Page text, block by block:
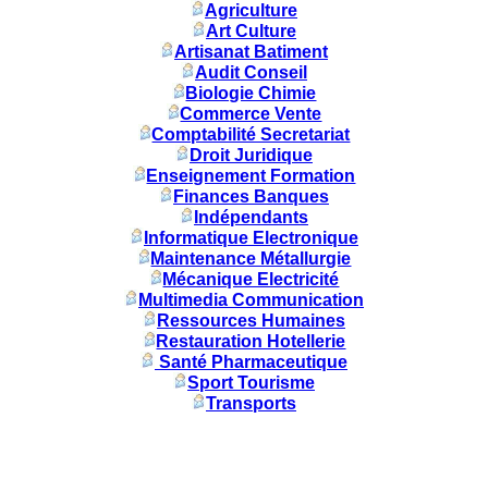
Agriculture
Art Culture
Artisanat Batiment
Audit Conseil
Biologie Chimie
Commerce Vente
Comptabilité Secretariat
Droit Juridique
Enseignement Formation
Finances Banques
Indépendants
Informatique Electronique
Maintenance Métallurgie
Mécanique Electricité
Multimedia Communication
Ressources Humaines
Restauration Hotellerie
Santé Pharmaceutique
Sport Tourisme
Transports